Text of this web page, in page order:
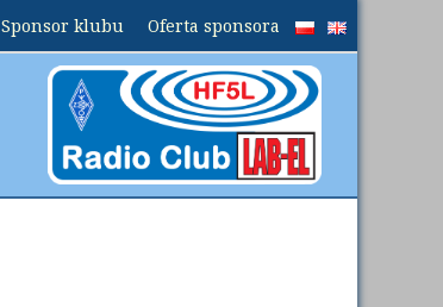
Sponsor klubu Oferta sponsora